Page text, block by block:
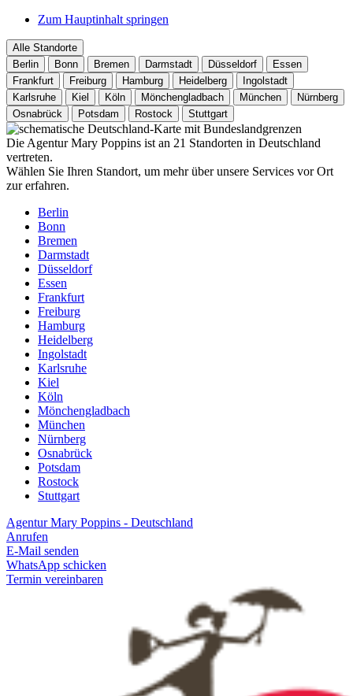
Zum Hauptinhalt springen
Alle Standorte
Berlin
Bonn Bremen Darmstadt Düsseldorf
Essen
Frankfurt
Freiburg Hamburg Heidelberg
Ingolstadt
Karlsruhe
Kiel Köln Mönchengladbach München
Nürnberg
Osnabrück
Potsdam Rostock Stuttgart
Die Agentur Mary Poppins ist an 21 Standorten in Deutschland
vertreten.
Wählen Sie Ihren Standort, um mehr über unsere Services vor Ort
zur erfahren.
Berlin
Bonn
Bremen
Darmstadt
Düsseldorf
Essen
Frankfurt
Freiburg
Hamburg
Heidelberg
Ingolstadt
Karlsruhe
Kiel
Köln
Mönchengladbach
München
Nürnberg
Osnabrück
Potsdam
Rostock
Stuttgart
Agentur Mary Poppins - Deutschland
Anrufen
E-Mail senden
WhatsApp schicken
Termin vereinbaren